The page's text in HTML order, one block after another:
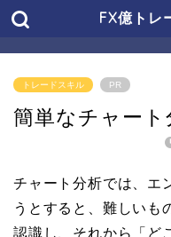
FX億トレ
トレードスキル PR
簡単なチャート
チャート分析では、エ
うとすると、難しいも
認識し、それから「ど